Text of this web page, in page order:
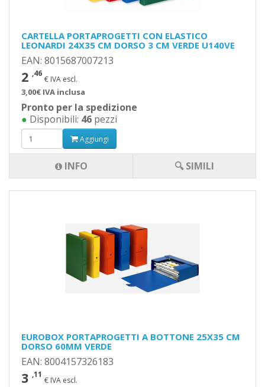
EUROBOX PORTAPROGETTI A BOTTONE 25X35 CM
DORSO 60MM VERDE
EAN: 8004157326183
3 ,11
€ IVA escl.
CARTELLA PORTAPROGETTI CON ELASTICO
LEONARDI 24X35 CM DORSO 3 CM VERDE U140VE
EAN: 8015687007213
2 ,46
€ IVA escl.
3,00€ IVA inclusa
Pronto per la spedizione
● Disponibili: 46 pezzi
Aggiungi
INFO 🔍 SIMILI